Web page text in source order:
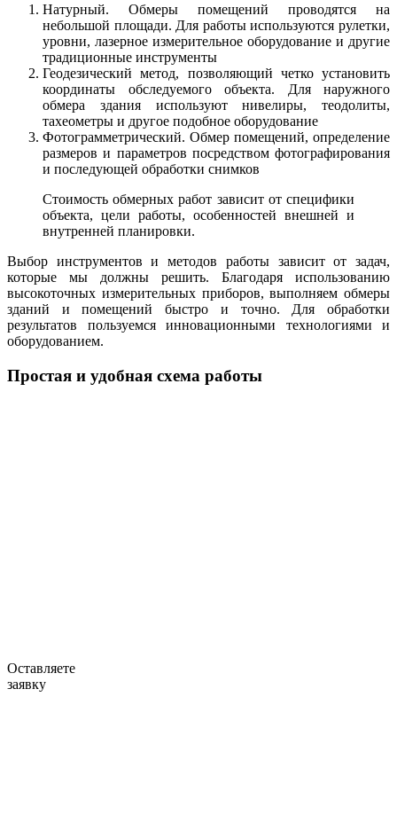
Натурный. Обмеры помещений проводятся на
небольшой площади. Для работы используются рулетки,
уровни, лазерное измерительное оборудование и другие
традиционные инструменты
Геодезический метод, позволяющий четко установить
координаты обследуемого объекта. Для наружного
обмера здания используют нивелиры, теодолиты,
тахеометры и другое подобное оборудование
Фотограмметрический. Обмер помещений, определение
размеров и параметров посредством фотографирования
и последующей обработки снимков
Стоимость обмерных работ зависит от специфики
объекта, цели работы, особенностей внешней и
внутренней планировки.
Выбор инструментов и методов работы зависит от задач,
которые мы должны решить. Благодаря использованию
высокоточных измерительных приборов, выполняем обмеры
зданий и помещений быстро и точно. Для обработки
результатов пользуемся инновационными технологиями и
оборудованием.
Простая и удобная схема работы
Оставляете
заявку